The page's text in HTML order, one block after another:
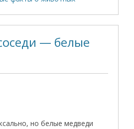
— белые
но белые медведи